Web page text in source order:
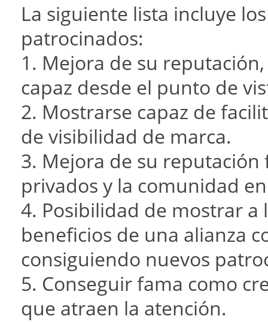
La siguiente lista incluye
patrocinados:
1. Mejora de su
capaz desde el punto de
2. Mostrarse capaz de
de visibilidad de marca.
3. Mejora de su
privados y la comunidad
4. Posibilidad de mostrar
beneficios de una alianza
consiguiendo nuevos
5. Conseguir fama como
que atraen la atención.